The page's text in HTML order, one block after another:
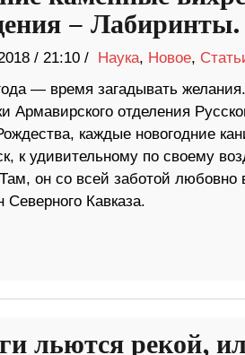
– Лабиринты.
/ 21:10 / Наука, Новое,
— время загадывать
Армавирского отделения
каждые новогодние
к удивительному по своему
он со всей заботой любовно
Кавказа.
льются рекой,